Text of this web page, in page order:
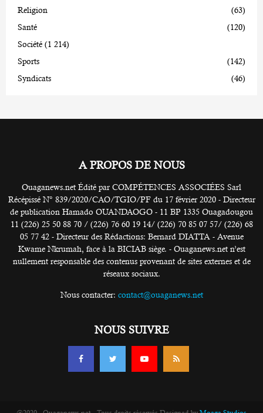
Religion
(63)
Santé
(120)
Société (1 214)
Sports
(142)
Syndicats
(46)
A PROPOS DE NOUS
Ouaganews.net Édité par COMPÉTENCES ASSOCIÉES Sarl
Récépissé N° 839/2020/CAO/TGIO/PF du 17 février 2020 - Directeur
de publication Hamado OUANDAOGO - 11 BP 1335 Ouagadougou
11 (226) 25 50 88 70 / (226) 76 60 19 14/ (226) 70 85 07 57/ (226) 68
05 77 42 - Directeur des Rédactions: Bernard DIATTA - Avenue
Kwame Nkrumah, face à la BICIAB siège. - Ouaganews.net n’est
nullement responsable des contenus provenant de sites externes et de
réseaux sociaux.
Nous contacter: contact@ouaganews.net
NOUS SUIVRE